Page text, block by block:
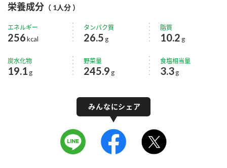
栄養成分 （ 1人分 ）
エネルギー
256kcal
タンパク質
26.5 g
脂質
10.2 g
炭水化物
19.1 g
野菜量
245.9 g
食塩相当量
3.3 g